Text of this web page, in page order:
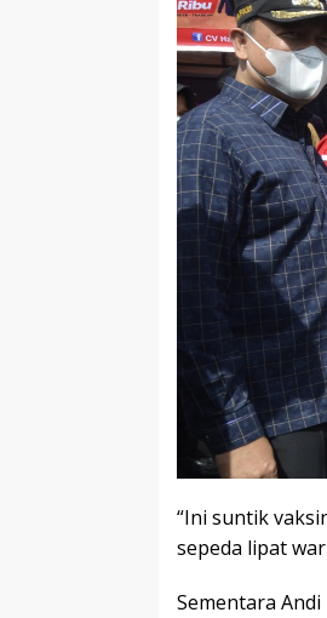
“Ini suntik
sepeda lipat
Sementara